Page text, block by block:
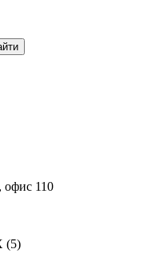
офис 110
(5)